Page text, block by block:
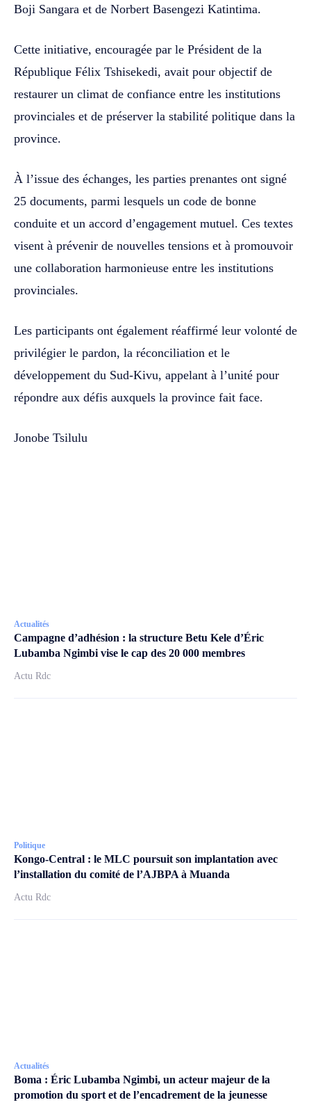
Boji Sangara et de Norbert Basengezi Katintima.
Cette initiative, encouragée par le Président de la
République Félix Tshisekedi, avait pour objectif de
restaurer un climat de confiance entre les institutions
provinciales et de préserver la stabilité politique dans la
province.
À l’issue des échanges, les parties prenantes ont signé
25 documents, parmi lesquels un code de bonne
conduite et un accord d’engagement mutuel. Ces textes
visent à prévenir de nouvelles tensions et à promouvoir
une collaboration harmonieuse entre les institutions
provinciales.
Les participants ont également réaffirmé leur volonté de
privilégier le pardon, la réconciliation et le
développement du Sud-Kivu, appelant à l’unité pour
répondre aux défis auxquels la province fait face.
Jonobe Tsilulu
Actualités
Campagne d’adhésion : la structure Betu Kele d’Éric
Lubamba Ngimbi vise le cap des 20 000 membres
Actu Rdc
Politique
Kongo-Central : le MLC poursuit son implantation avec
l’installation du comité de l’AJBPA à Muanda
Actu Rdc
Actualités
Boma : Éric Lubamba Ngimbi, un acteur majeur de la
promotion du sport et de l’encadrement de la jeunesse